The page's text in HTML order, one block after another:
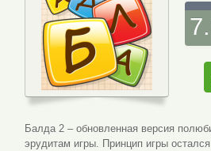
Балда 2 – обновленная версия
эрудитам игры. Принцип игры